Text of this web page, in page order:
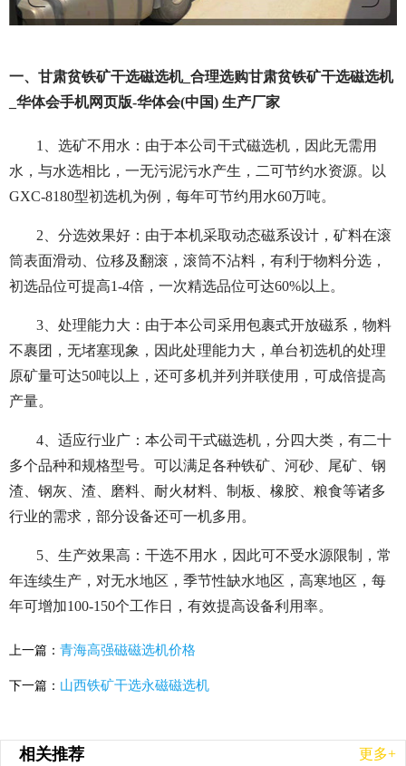
一、甘肃贫铁矿干选磁选机_合理选购甘肃贫铁矿干选磁选机
_华体会手机网页版-华体会(中国) 生产厂家
1、选矿不用水：由于本公司干式磁选机，因此无需用
水，与水选相比，一无污泥污水产生，二可节约水资源。以
GXC-8180型初选机为例，每年可节约用水60万吨。
2、分选效果好：由于本机采取动态磁系设计，矿料在滚
筒表面滑动、位移及翻滚，滚筒不沾料，有利于物料分选，
初选品位可提高1-4倍，一次精选品位可达60%以上。
3、处理能力大：由于本公司采用包裹式开放磁系，物料
不裹团，无堵塞现象，因此处理能力大，单台初选机的处理
原矿量可达50吨以上，还可多机并列并联使用，可成倍提高
产量。
4、适应行业广：本公司干式磁选机，分四大类，有二十
多个品种和规格型号。可以满足各种铁矿、河砂、尾矿、钢
渣、钢灰、渣、磨料、耐火材料、制板、橡胶、粮食等诸多
行业的需求，部分设备还可一机多用。
5、生产效果高：干选不用水，因此可不受水源限制，常
年连续生产，对无水地区，季节性缺水地区，高寒地区，每
年可增加100-150个工作日，有效提高设备利用率。
上一篇： 青海高强磁磁选机价格
下一篇： 山西铁矿干选永磁磁选机
相关推荐 更多+